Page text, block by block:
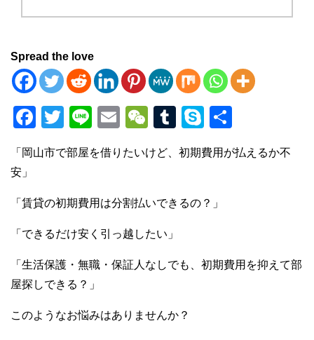
Spread the love
F
a
c
b
o
k
T
wi
tt
Li
e
E
ail
W
C
at
T
u
m
r
S
ky
p
「岡山市で部屋を借りたいけど、初期費用が払えるか不
安」
「賃貸の初期費用は分割払いできるの？」
「できるだけ安く引っ越したい」
「生活保護・無職・保証人なしでも、初期費用を抑えて部
屋探しできる？」
このようなお悩みはありませんか？